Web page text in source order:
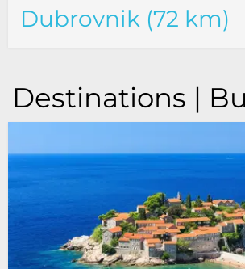
Dubrovnik (72 km)
Destinations |